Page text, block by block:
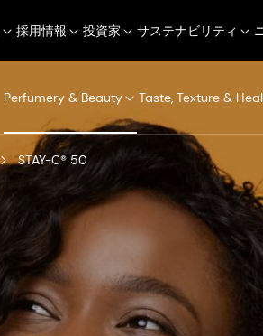
採用情報 投資家 サステナビリティ
Perfumery & Beauty Taste, Texture &
STAY-C® 50